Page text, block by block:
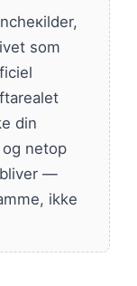
som
din
netop
—
ikke